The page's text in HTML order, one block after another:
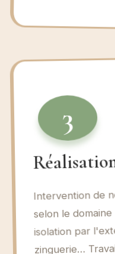
3
Intervention de
selon le
isolation par
zinguerie…